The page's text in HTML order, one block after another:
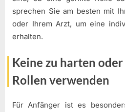
sprechen Sie am besten mit
oder Ihrem Arzt, um eine
erhalten.
Keine zu harten
Rollen verwenden
Für Anfänger ist es